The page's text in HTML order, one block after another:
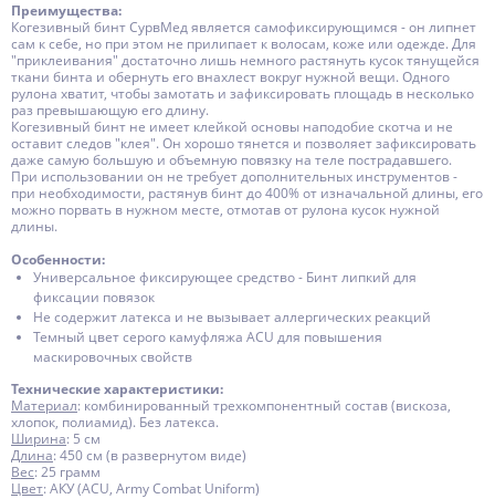
Преимущества:
Когезивный бинт СурвМед является самофиксирующимся - он липнет
сам к себе, но при этом не прилипает к волосам, коже или одежде. Для
"приклеивания" достаточно лишь немного растянуть кусок тянущейся
ткани бинта и обернуть его внахлест вокруг нужной вещи. Одного
рулона хватит, чтобы замотать и зафиксировать площадь в несколько
раз превышающую его длину.
Когезивный бинт не имеет клейкой основы наподобие скотча и не
оставит следов "клея". Он хорошо тянется и позволяет зафиксировать
даже самую большую и объемную повязку на теле пострадавшего.
При использовании он не требует дополнительных инструментов -
при необходимости, растянув бинт до 400% от изначальной длины, его
можно порвать в нужном месте, отмотав от рулона кусок нужной
длины.
Особенности:
Универсальное фиксирующее средство - Бинт липкий для
фиксации повязок
Не содержит латекса и не вызывает аллергических реакций
Темный цвет серого камуфляжа ACU для повышения
маскировочных свойств
Технические характеристики:
Материал: комбинированный трехкомпонентный состав (вискоза,
хлопок, полиамид). Без латекса.
Ширина: 5 см
Длина: 450 см (в развернутом виде)
Вес: 25 грамм
Цвет: АКУ (ACU, Army Combat Uniform)